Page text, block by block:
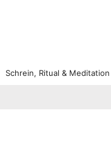
Schrein, Ritual & Meditation